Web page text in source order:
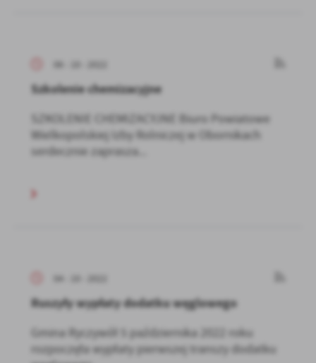
06 - 10 - 2022
Szkolenie chemizacyjne
SZKOLENIE CHEMIZACYJNE Biuro Powiatowe
Wielkopolskiej Izby Rolniczej w Obornikach
serdecznie zaprasza...
04 - 10 - 2022
Ruszyły wypłaty dodatku węglowego
Gmina Ryczywół 5 października 2022 roku
rozpoczęła wypłaty pierwszej transzy dodatku